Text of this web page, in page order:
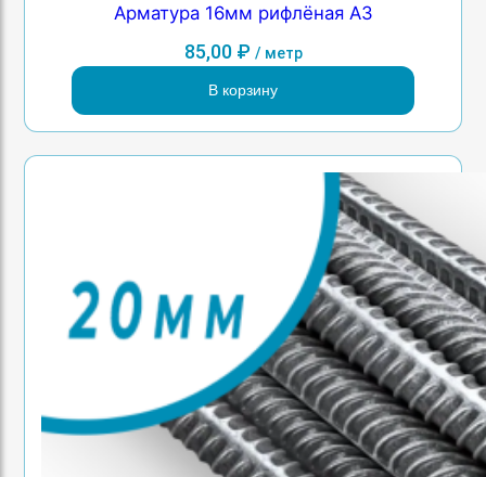
Арматура 16мм рифлёная А3
85,00 ₽ / метр
В корзину